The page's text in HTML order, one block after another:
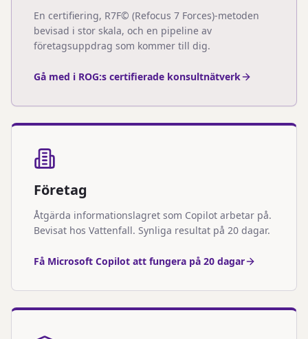
En certifiering, R7F© (Refocus 7 Forces)-metoden
bevisad i stor skala, och en pipeline av
företagsuppdrag som kommer till dig.
Gå med i ROG:s certifierade konsultnätverk
Företag
Åtgärda informationslagret som Copilot arbetar på.
Bevisat hos Vattenfall. Synliga resultat på 20 dagar.
Få Microsoft Copilot att fungera på 20 dagar